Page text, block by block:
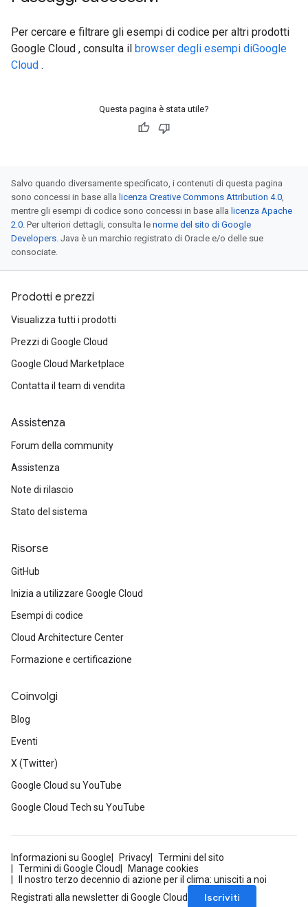
Per cercare e filtrare gli esempi di codice per altri prodotti
Google Cloud , consulta il browser degli esempi diGoogle
Cloud .
Questa pagina è stata utile?
Salvo quando diversamente specificato, i contenuti di questa pagina
sono concessi in base alla licenza Creative Commons Attribution 4.0,
mentre gli esempi di codice sono concessi in base alla licenza Apache
2.0. Per ulteriori dettagli, consulta le norme del sito di Google
Developers. Java è un marchio registrato di Oracle e/o delle sue
consociate.
Prodotti e prezzi
Visualizza tutti i prodotti
Prezzi di Google Cloud
Google Cloud Marketplace
Contatta il team di vendita
Assistenza
Forum della community
Assistenza
Note di rilascio
Stato del sistema
Risorse
GitHub
Inizia a utilizzare Google Cloud
Esempi di codice
Cloud Architecture Center
Formazione e certificazione
Coinvolgi
Blog
Eventi
X (Twitter)
Google Cloud su YouTube
Google Cloud Tech su YouTube
Informazioni su Google Privacy
Termini del sito
Termini di Google Cloud
Manage cookies
Il nostro terzo decennio di azione per il clima: unisciti a noi
Registrati alla newsletter di Google Cloud
Iscriviti